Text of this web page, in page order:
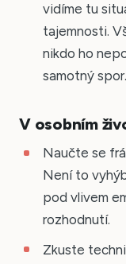
vidíme tu
tajemnosti.
nikdo ho
samotný spor.
V osobním
Naučte se
Není to
pod vlivem
rozhodnutí.
Zkuste